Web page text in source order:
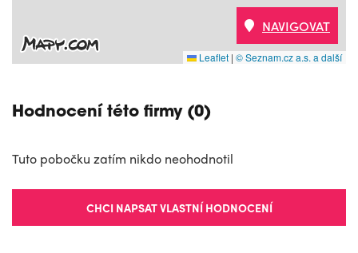
Leaflet | © Seznam.cz a.s. a další
NAVIGOVAT
Hodnocení této firmy (0)
Tuto pobočku zatím nikdo neohodnotil
CHCI NAPSAT VLASTNÍ HODNOCENÍ